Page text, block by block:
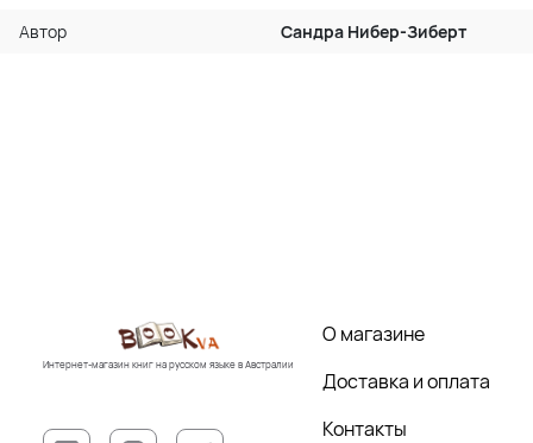
Автор
Сандра Нибер-Зиберт
Интернет-магазин книг на русском языке в Австралии
О магазине
Доставка и оплата
Контакты